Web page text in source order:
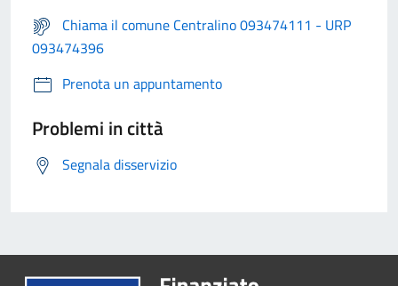
Chiama il comune Centralino 093474111 - URP
093474396
Prenota un appuntamento
Problemi in città
Segnala disservizio